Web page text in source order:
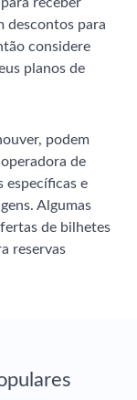
descontos para
considere
planos de
podem
de
específicas e
Algumas
de bilhetes
reservas